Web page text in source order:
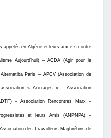
appelés en Algérie et leurs ami.e.s contre
Aujourd’hui) – ACDA (Agir pour le
Paris – APCV (Association de
« Ancrages » – Association
) – Association Rencontres Marx –
et leurs Amis (ANPNPA) –
des Travailleurs Maghrébins de